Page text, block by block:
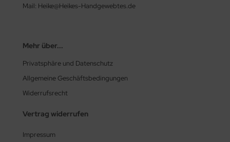
Mail: Heike@Heikes-Handgewebtes.de
Mehr über...
Privatsphäre und Datenschutz
Allgemeine Geschäftsbedingungen
Widerrufsrecht
Vertrag widerrufen
Impressum